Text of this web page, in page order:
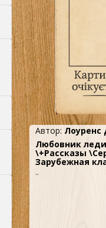
Автор: Лоуренс
Любовник
\+Рассказы
Зарубежная
..